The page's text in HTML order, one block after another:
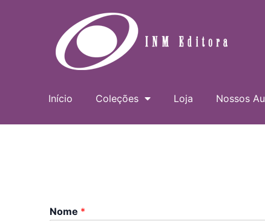
Início Coleções Loja Nossos
Nome *